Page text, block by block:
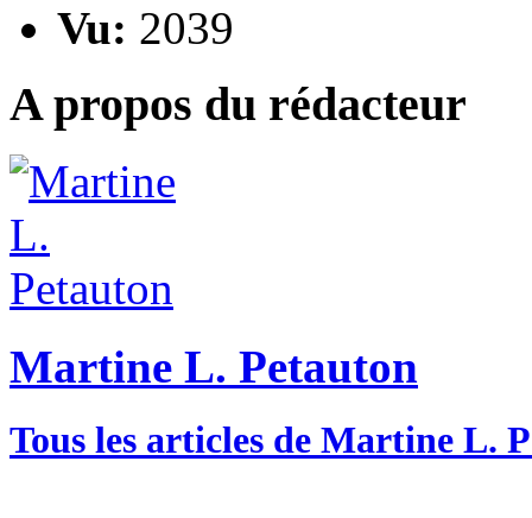
Vu: 2039
A propos du rédacteur
Martine L. Petauton
Tous les articles de Martine L.